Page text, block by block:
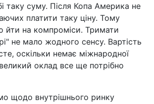
таку суму. Після Копа Америка не
платити таку ціну. Тому
йти на компроміси. Тримати
не мало жодного сенсу. Вартість
оскільки немає міжнародної
оклад все ще потрібно
щодо внутрішнього ринку